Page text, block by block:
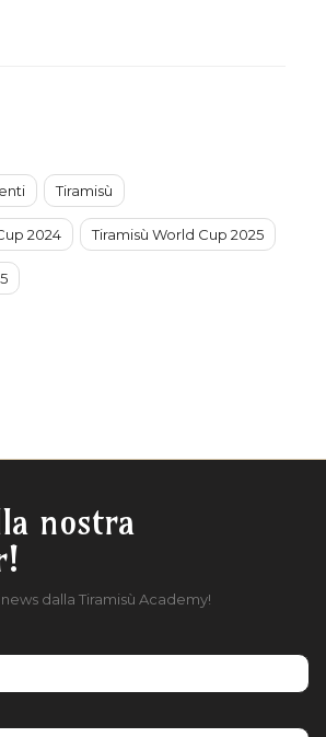
Tiramisù
2024 Tiramisù World Cup 2025
nostra
dalla Tiramisù Academy!